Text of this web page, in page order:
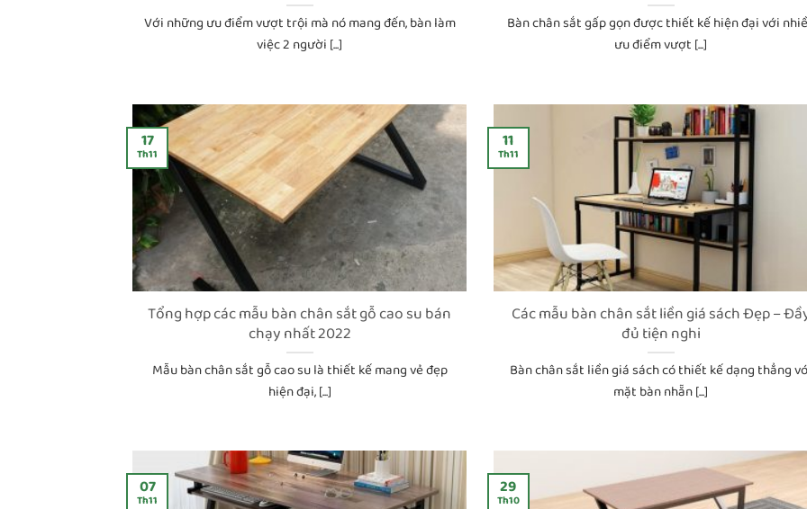
Với những ưu điểm vượt trội mà nó mang đến, bàn làm
việc 2 người [...]
Bàn chân sắt gấp gọn được thiết kế hiện đại với
ưu điểm vượt [...]
Tổng hợp các mẫu bàn chân sắt gỗ cao su bán
chạy nhất 2022
Mẫu bàn chân sắt gỗ cao su là thiết kế mang vẻ đẹp
hiện đại, [...]
17
Th11
Các mẫu bàn chân sắt liền giá sách Đẹp –
đủ tiện nghi
Bàn chân sắt liền giá sách có thiết kế dạng thẳng
mặt bàn nhẵn [...]
11
Th11
07
Th11
29
Th10